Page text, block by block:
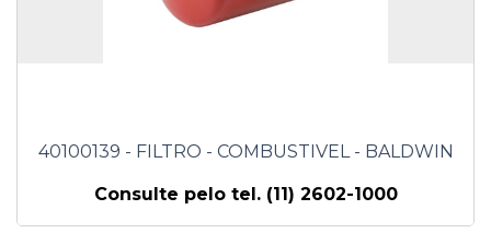
40100139 - FILTRO - COMBUSTIVEL - BALDWIN
Consulte pelo tel. (11) 2602-1000